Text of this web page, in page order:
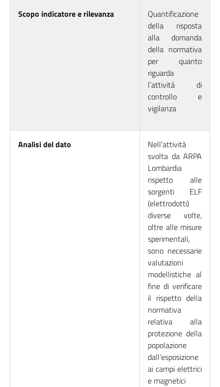
Scopo indicatore e rilevanza
Quantificazione
della risposta
alla domanda
della normativa
per quanto
riguarda
l’attività di
controllo e
vigilanza
Analisi del dato
Nell’attività
svolta da ARPA
Lombardia
rispetto alle
sorgenti ELF
(elettrodotti)
diverse volte,
oltre alle misure
sperimentali,
sono necessarie
valutazioni
modellistiche al
fine di verificare
il rispetto della
normativa
relativa alla
protezione della
popolazione
dall’esposizione
ai campi elettrici
e magnetici